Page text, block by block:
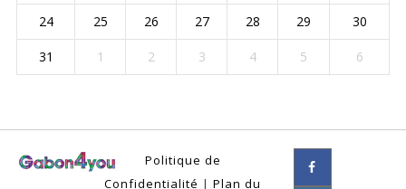
24 25 26 27 28 29 30
31 1 2 3 4 5 6
Politique de
Confidentialité | Plan du